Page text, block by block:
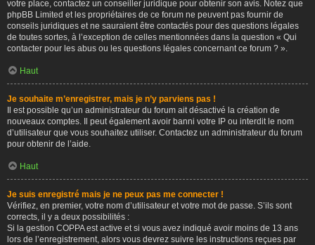
votre place, contactez un conseiller juridique pour obtenir son avis. Notez que
phpBB Limited et les propriétaires de ce forum ne peuvent pas fournir de
conseils juridiques et ne sauraient être contactés pour des questions légales
de toutes sortes, à l’exception de celles mentionnées dans la question « Qui
contacter pour les abus ou les questions légales concernant ce forum ? ».
Haut
Je souhaite m’enregistrer, mais je n’y parviens pas !
Il est possible qu’un administrateur du forum ait désactivé la création de
nouveaux comptes. Il peut également avoir banni votre IP ou interdit le nom
d’utilisateur que vous souhaitez utiliser. Contactez un administrateur du forum
pour obtenir de l’aide.
Haut
Je suis enregistré mais je ne peux pas me connecter !
Vérifiez, en premier, votre nom d’utilisateur et votre mot de passe. S’ils sont
corrects, il y a deux possibilités :
Si la gestion COPPA est active et si vous avez indiqué avoir moins de 13 ans
lors de l’enregistrement, alors vous devrez suivre les instructions reçues par